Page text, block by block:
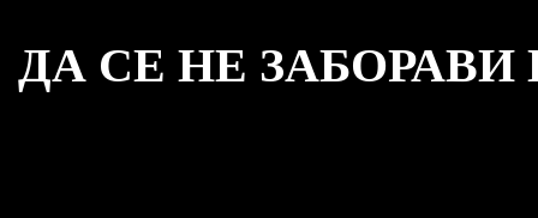
ДА СЕ НЕ